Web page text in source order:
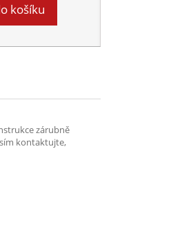
košíku
zárubně
kontaktujte,